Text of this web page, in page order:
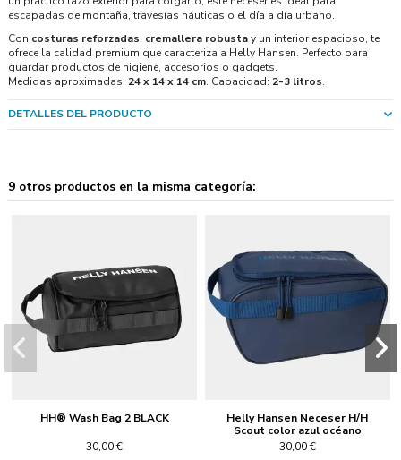
escapadas de montaña, travesías náuticas o el día a día urbano.
Con costuras reforzadas, cremallera robustay un interior espacioso, te
ofrece la calidad premium que caracteriza a Helly Hansen. Perfecto para
guardar productos de higiene, accesorios o gadgets.
Medidas aproximadas: 24 x 14 x 14 cm. Capacidad: 2-3 litros.
DETALLES DEL PRODUCTO
9 otros productos en la misma categoría:
HH® Wash Bag 2 BLACK
30,00 €
Helly Hansen Neceser H/H
Scout color azul océano
30,00 €